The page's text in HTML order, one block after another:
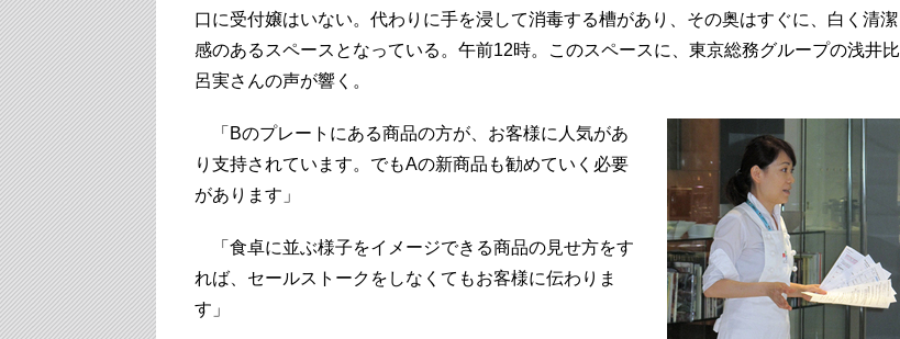
口に受付嬢はいない。代わりに手を浸して消毒する槽があり、その奥はすぐに、白く清潔
感のあるスペースとなっている。午前12時。このスペースに、東京総務グループの浅井比
呂実さんの声が響く。
「Bのプレートにある商品の方が、お客様に人気があ
り支持されています。でもAの新商品も勧めていく必要
があります」
「食卓に並ぶ様子をイメージできる商品の見せ方をす
れば、セールストークをしなくてもお客様に伝わりま
す」